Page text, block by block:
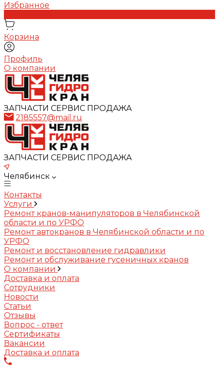
Избранное
Корзина
Профиль
О компании
ЗАПЧАСТИ СЕРВИС ПРОДАЖА
2185557@mail.ru
ЗАПЧАСТИ СЕРВИС ПРОДАЖА
Челябинск
Контакты
Услуги
Ремонт кранов-манипуляторов в Челябинской
области и по УРФО
Ремонт автокранов в Челябинской области и по
УРФО
Ремонт и восстановление гидравлики
Ремонт и обслуживание гусеничных кранов
О компании
Доставка и оплата
Сотрудники
Новости
Статьи
Отзывы
Вопрос - ответ
Сертификаты
Вакансии
Доставка и оплата